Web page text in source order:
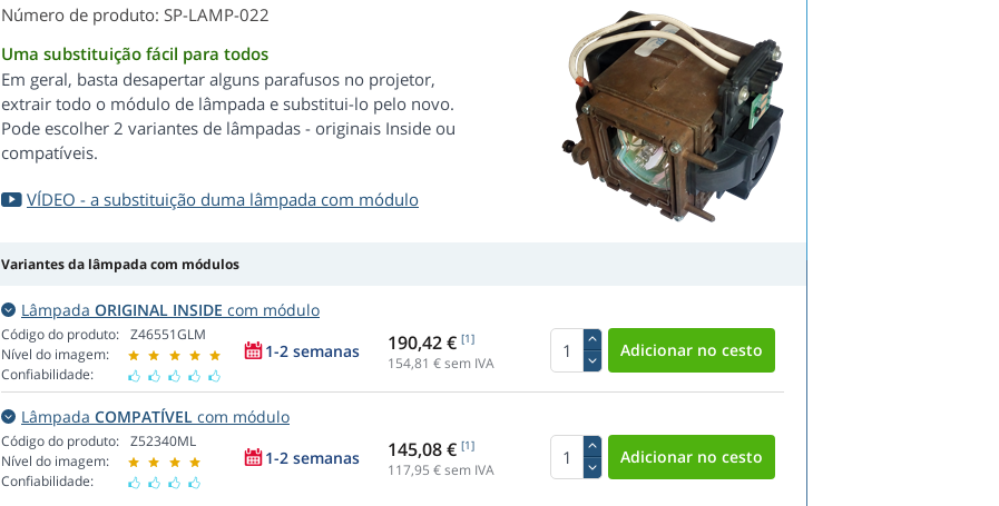
Número de produto: SP-LAMP-022
Uma substituição fácil para todos
Em geral, basta desapertar alguns parafusos no projetor,
extrair todo o módulo de lâmpada e substitui-lo pelo novo.
Pode escolher 2 variantes de lâmpadas - originais Inside ou
compatíveis.
VÍDEO - a substituição duma lâmpada com módulo
Variantes da lâmpada com módulos
Lâmpada ORIGINAL INSIDE com módulo
Código do produto:
Nível do imagem:
Confiabilidade:
Z46551GLM
1-2 semanas 190,42 € [1]
154,81 € sem IVA
Lâmpada COMPATÍVEL com módulo
Código do produto:
Nível do imagem:
Confiabilidade:
Z52340ML
1-2 semanas 145,08 € [1]
117,95 € sem IVA